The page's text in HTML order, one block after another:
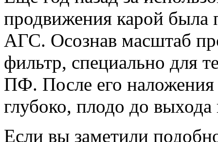
продвижения карой была
АГС. Осознав масштаб
фильтр, специально для
ПФ. После его
глубоко, плодо до
Если вы заметили